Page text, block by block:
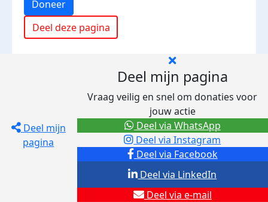
Doneer
Deel deze pagina
Deel mijn
pagina
Deel mijn pagina
Vraag veilig en snel om donaties voor
jouw actie
Deel via Facebook
Deel via Instagram
Deel via e-mail
Deel via LinkedIn
Deel via WhatsApp